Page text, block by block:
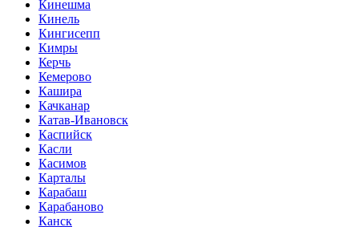
Кинешма
Кинель
Кингисепп
Кимры
Керчь
Кемерово
Кашира
Качканар
Катав-Ивановск
Каспийск
Касли
Касимов
Карталы
Карабаш
Карабаново
Канск